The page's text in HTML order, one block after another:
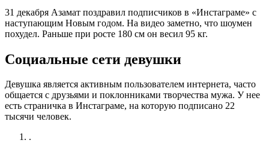
31 декабря Азамат поздравил подписчиков в «Инстаграме» с
наступающим Новым годом. На видео заметно, что шоумен
похудел. Раньше при росте 180 см он весил 95 кг.
Социальные сети девушки
Девушка является активным пользователем интернета, часто
общается с друзьями и поклонниками творчества мужа. У нее
есть страничка в Инстаграме, на которую подписано 22
тысячи человек.
.